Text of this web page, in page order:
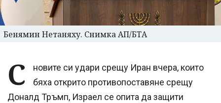
Бенямин Нетаняху. Снимка АП/БТА
С
новите си удари срещу Иран вчера, които
бяха открито противопоставяне срещу
Доналд Тръмп, Израел се опита да защити